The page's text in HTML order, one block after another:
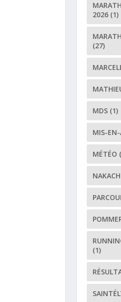
2026(1)
(27)
MDS(1)
MIS-
MÉTÉO
(1)